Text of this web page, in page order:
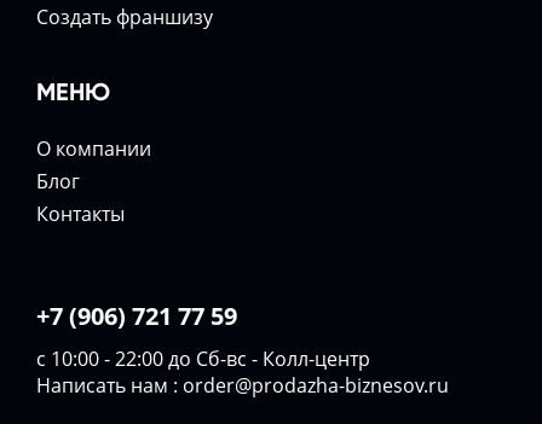
Создать франшизу
МЕНЮ
О компании
Блог
Контакты
+7 (906) 721 77 59
с 10:00 - 22:00 до Сб-вс - Колл-центр
Написать нам : order@prodazha-biznesov.ru